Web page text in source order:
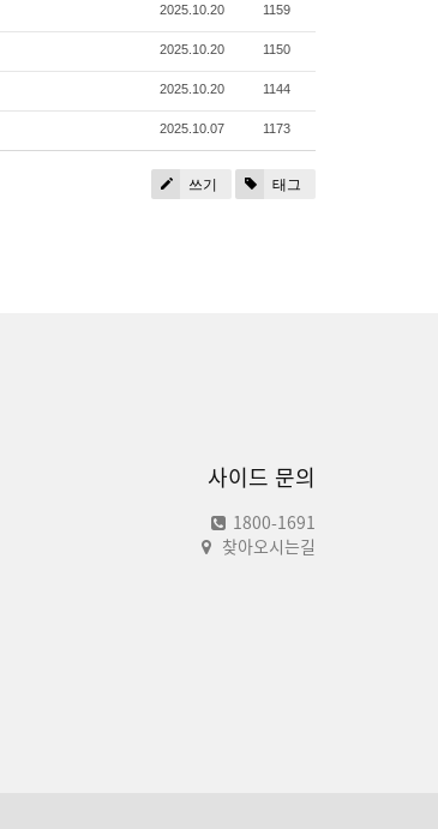
2025.10.20 1159
2025.10.20 1150
2025.10.20 1144
2025.10.07 1173
쓰기 태그
사이드 문의
1800-1691
찾아오시는길